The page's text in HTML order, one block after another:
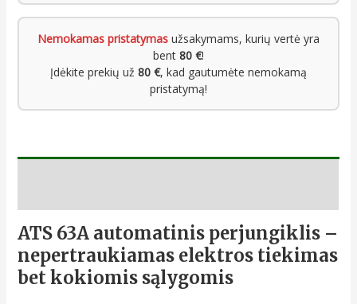
Nemokamas pristatymas užsakymams, kurių vertė yra
bent 80 €!
Įdėkite prekių už 80 €, kad gautumėte nemokamą
pristatymą!
ATS 63A automatinis perjungiklis –
nepertraukiamas elektros tiekimas
bet kokiomis sąlygomis